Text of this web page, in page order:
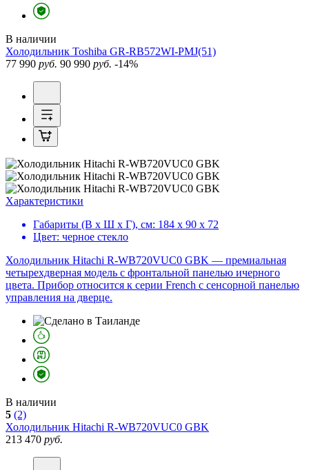
В наличии
Холодильник Toshiba GR-RB572WI-PMJ(51)
77 990 руб. 90 990 руб. -14%
Характеристики
Габариты (В х Ш х Г), см: 184 х 90 х 72
Цвет: черное стекло
Холодильник Hitachi R-WB720VUC0 GBK — премиальная
четырехдверная модель с фронтальной панелью ичерного
цвета. Прибор относится к серии French с сенсорной панелью
управления на дверце.
В наличии
5 (2)
Холодильник Hitachi R-WB720VUC0 GBK
213 470 руб.